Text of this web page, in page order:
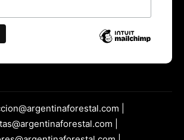
|
|